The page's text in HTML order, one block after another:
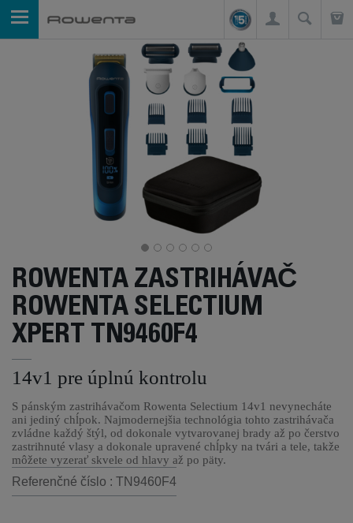
ROWENTA ZASTRIHÁVAČ
ROWENTA SELECTIUM
XPERT TN9460F4
14v1 pre úplnú kontrolu
S pánským zastrihávačom Rowenta Selectium 14v1 nevynecháte
ani jediný chĺpok. Najmodernejšia technológia tohto zastrihávača
zvládne každý štýl, od dokonale vytvarovanej brady až po čerstvo
zastrihnuté vlasy a dokonale upravené chĺpky na tvári a tele, takže
môžete vyzerať skvele od hlavy až po päty.
Referenčné číslo : TN9460F4